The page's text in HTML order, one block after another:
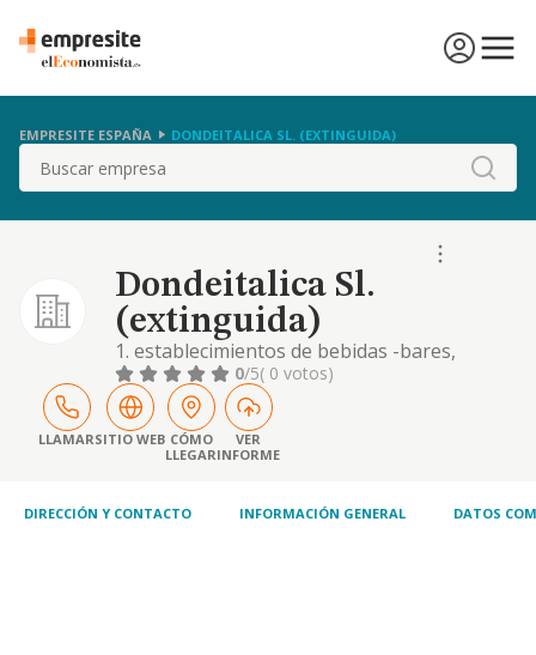
EMPRESITE ESPAÑA DONDEITALICA SL. (EXTINGUIDA)
Buscar
Dondeitalica Sl.
(extinguida)
1. establecimientos de bebidas -bares,
cafeterías, pubs y demás establecimientos
de restauración- 2. otras actividades
recreativas y de entretenimiento -juegos de
billar, pin-pon, bolos, dardos, futbolín y
0/5( 0 votos)
LLAMARSITIO WEB CÓMO
LLEGAR
VER
INFORME
DIRECCIÓN Y CONTACTO INFORMACIÓN GENERAL DATOS